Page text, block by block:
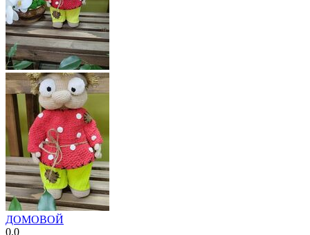
ДОМОВОЙ
0.0